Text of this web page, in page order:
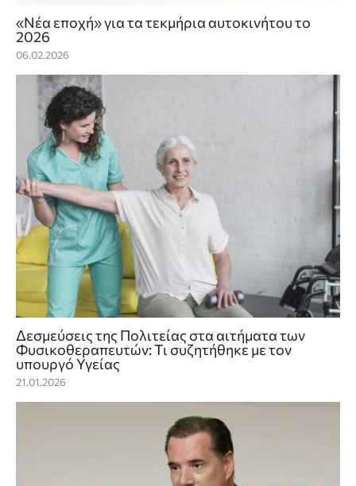
«Νέα εποχή» για τα τεκμήρια αυτοκινήτου το
2026
06.02.2026
Δεσμεύσεις της Πολιτείας στα αιτήματα των
Φυσικοθεραπευτών: Τι συζητήθηκε με τον
υπουργό Υγείας
21.01.2026